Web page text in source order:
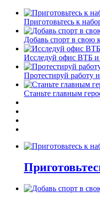
Приготовьтесь к
Добавь спорт в свою
Исследуй офис ВТБ
Протестируй работу
Станьте главным